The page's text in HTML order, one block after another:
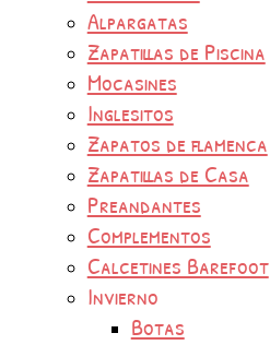
Alpargatas
Zapatillas de Piscina
Mocasines
Inglesitos
Zapatos de flamenca
Zapatillas de Casa
Preandantes
Complementos
Calcetines Barefoot
Invierno
Botas